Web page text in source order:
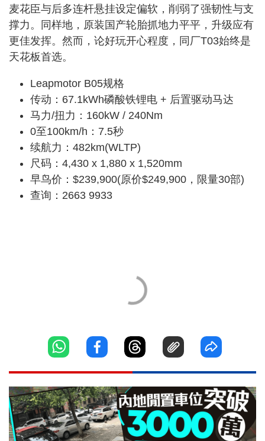
麦花臣与后多连杆悬挂设定偏软，削弱了强韧性与支
撑力。同样地，原装国产轮胎抓地力平平，升级应有
更佳发挥。然而，论好玩开心程度，同厂T03始终是
天花板首选。
Leapmotor B05规格
传动：67.1kWh磷酸铁锂电 + 后置驱动马达
马力/扭力：160kW / 240Nm
0至100km/h：7.5秒
续航力：482km(WLTP)
尺码：4,430 x 1,880 x 1,520mm
早鸟价：$239,900(原价$249,900，限量30部)
查询：2663 9933